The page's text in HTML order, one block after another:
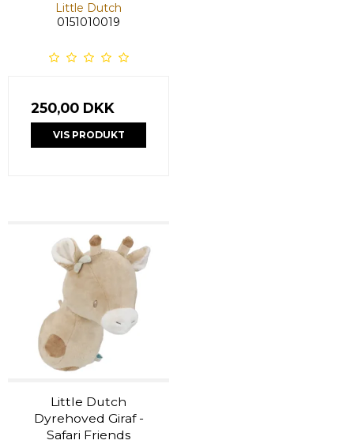
Little Dutch
0151010019
250,00 DKK
VIS PRODUKT
Little Dutch
Dyrehoved Giraf -
Safari Friends